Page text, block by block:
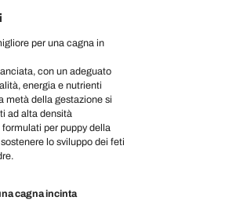
per una cagna in
con un adeguato
energia e nutrienti
metà della gestazione si
ad alta densità
per puppy della
lo sviluppo dei feti
cagna incinta